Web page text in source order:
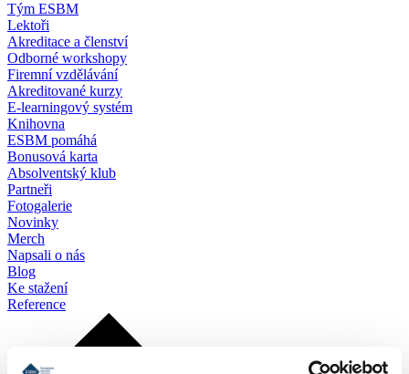
Tým ESBM
Lektoři
Akreditace a členství
Odborné workshopy
Firemní vzdělávání
Akreditované kurzy
E-learningový systém
Knihovna
ESBM pomáhá
Bonusová karta
Absolventský klub
Partneři
Fotogalerie
Novinky
Merch
Napsali o nás
Blog
Ke stažení
Reference